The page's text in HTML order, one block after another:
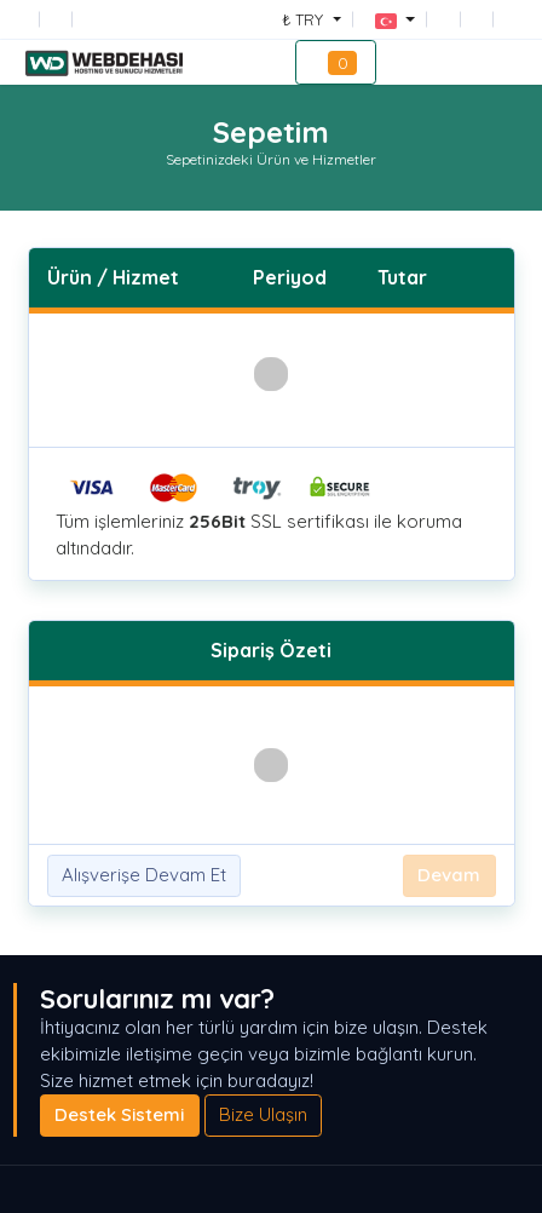
₺ TRY
0
Sepetim
Sepetinizdeki Ürün ve Hizmetler
Ürün / Hizmet Periyod Tutar
Tüm işlemleriniz 256Bit SSL sertifikası ile koruma
altındadır.
Sipariş Özeti
Alışverişe Devam Et Devam
Sorularınız mı var?
İhtiyacınız olan her türlü yardım için bize ulaşın. Destek
ekibimizle iletişime geçin veya bizimle bağlantı kurun.
Size hizmet etmek için buradayız!
Destek Sistemi
Bize Ulaşın